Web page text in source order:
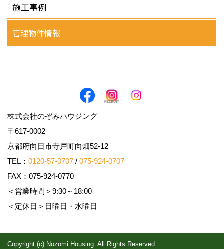
施工事例
管理物件情報
株式会社のぞみハウジング
〒617-0002
京都府向日市寺戸町向畑52-12
TEL： 0120-57-0707 / 075-924-0707
FAX：075-924-0770
＜営業時間＞9:30～18:00
＜定休日＞日曜日・水曜日
Copyright (c) Nozomi Housing. All Rights Reserved.